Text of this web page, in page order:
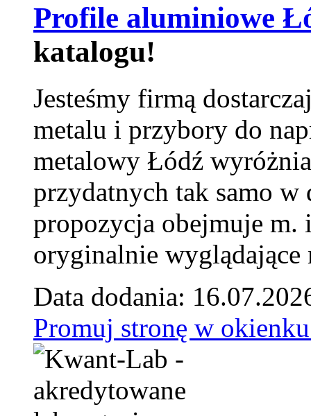
Profile aluminiowe
katalogu!
Jesteśmy firmą
metalu i przybory do
metalowy Łódź
przydatnych tak samo w
propozycja obejmuje m.
oryginalnie wyglądające
Data dodania:
Promuj stronę w